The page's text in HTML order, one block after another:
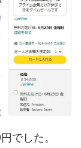
でした。